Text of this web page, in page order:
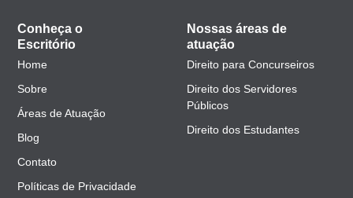
Conheça o
Escritório
Home
Sobre
Áreas de Atuação
Blog
Contato
Políticas de Privacidade
Nossas áreas de
atuação
Direito para Concurseiros
Direito dos Servidores
Públicos
Direito dos Estudantes